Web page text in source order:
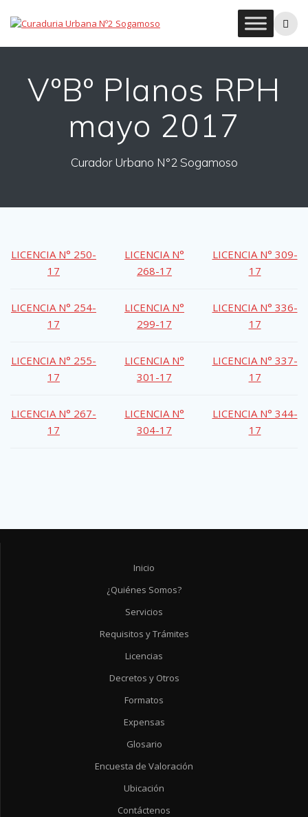
to
VºBº Planos RPH
mayo 2017
Curador Urbano N°2 Sogamoso
LICENCIA N° 250-
17
LICENCIA N°
268-17
LICENCIA N° 309-
17
LICENCIA N° 254-
17
LICENCIA N°
299-17
LICENCIA N° 336-
17
LICENCIA N° 255-
17
LICENCIA N°
301-17
LICENCIA N° 337-
17
LICENCIA N° 267-
17
LICENCIA N°
304-17
LICENCIA N° 344-
17
Inicio
¿Quiénes Somos?
Servicios
Requisitos y Trámites
Licencias
Decretos y Otros
Formatos
Expensas
Glosario
Encuesta de Valoración
Ubicación
Contáctenos